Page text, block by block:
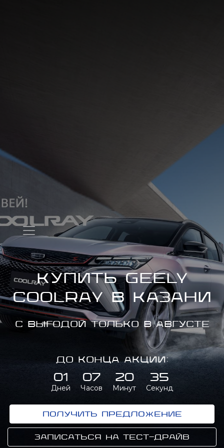
Купить GEELY
Coolray в Казани
С выгодой только в августе
До конца акции:
01
Дней
07
Часов
20
Минут
35
Секунд
Получить предложение
Записаться на тест-драйв